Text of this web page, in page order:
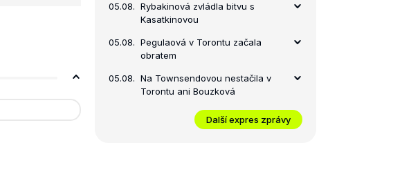
05.08. Rybakinová zvládla bitvu s
Kasatkinovou
05.08. Pegulaová v Torontu začala
obratem
05.08. Na Townsendovou nestačila v
Torontu ani Bouzková
Další expres zprávy